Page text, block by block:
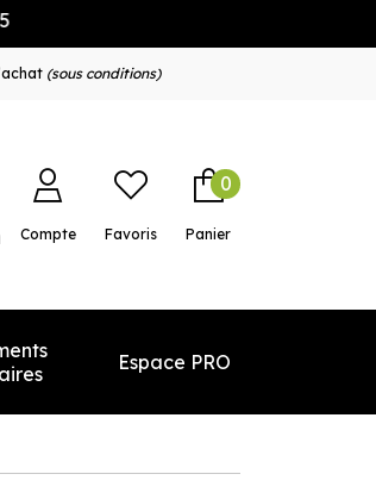
(sous conditions)
Compte Favoris Panier
0
Espace PRO